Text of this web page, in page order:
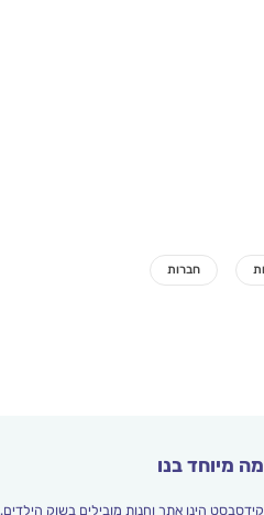
מה מיוחד בנו
קידסבסט הינו אתר וחנות מובילים בשוק הילדים.